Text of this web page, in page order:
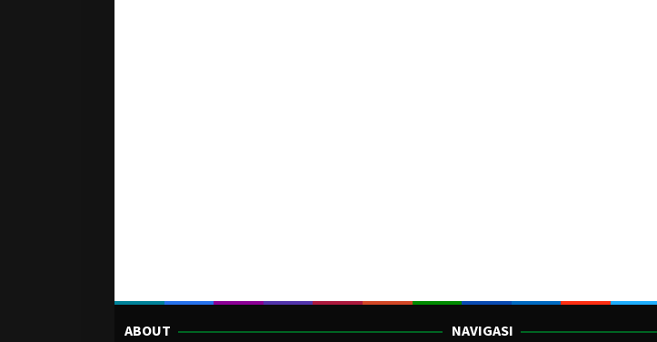
ABOUT NAVIGASI